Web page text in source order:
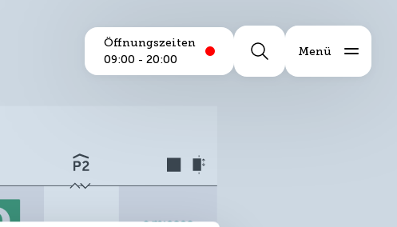
Öffnungszeiten
6.8.2026
09:00 - 20:00 closed
Öffnungszeiten
Search
Menü